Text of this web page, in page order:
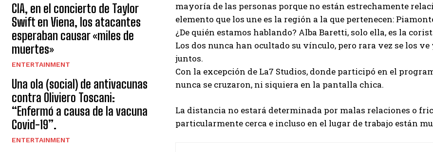
I WANT IN
CIA, en el concierto de Taylor
Swift en Viena, los atacantes
esperaban causar «miles de
muertes»
ENTERTAINMENT
Una ola (social) de antivacunas
contra Oliviero Toscani:
“Enfermó a causa de la vacuna
Covid-19”.
ENTERTAINMENT
mayoría de las personas porque no están estrechamente
elemento que los une es la región a la que pertenecen:
¿De quién estamos hablando? Alba Baretti, solo ella, es la
Los dos nunca han ocultado su vínculo, pero rara vez se los
juntos.
Con la excepción de La7 Studios, donde participó en el
nunca se cruzaron, ni siquiera en la pantalla chica.
La distancia no estará determinada por malas relaciones o
particularmente cerca e incluso en el lugar de trabajo están